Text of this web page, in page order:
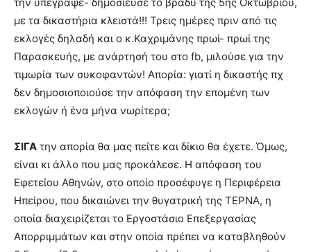
με τα δικαστήρια κλειστά!!! Τρεις ημέρες πριν από τις
εκλογές δηλαδή και ο κ.Καχριμάνης πρωί- πρωί της
Παρασκευής, με ανάρτησή του στο fb, μιλούσε για την
τιμωρία των συκοφαντών! Απορία: γιατί η δικαστής πχ
δεν δημοσιοποιούσε την απόφαση την επομένη των
εκλογών ή ένα μήνα νωρίτερα;
ΣΙΓΑ την απορία θα μας πείτε και δίκιο θα έχετε. Όμως,
είναι κι άλλο που μας προκάλεσε. Η απόφαση του
Εφετείου Αθηνών, στο οποίο προσέφυγε η Περιφέρεια
Ηπείρου, που δικαιώνει την θυγατρική της ΤΕΡΝΑ, η
οποία διαχειρίζεται το Εργοστάσιο Επεξεργασίας
Απορριμμάτων και στην οποία πρέπει να καταβληθούν